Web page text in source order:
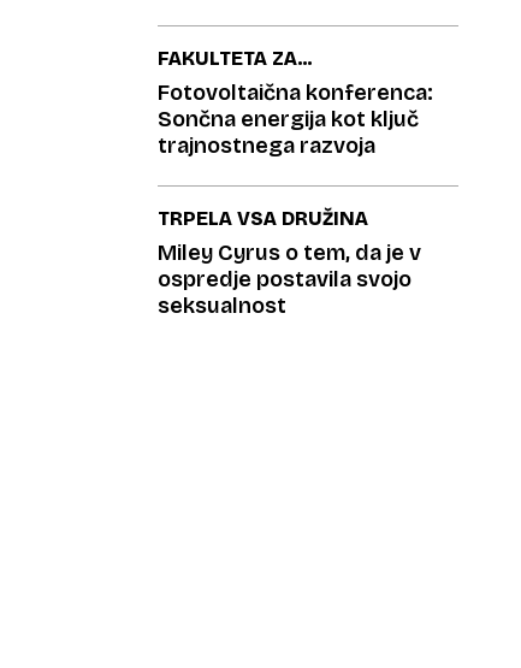
FAKULTETA ZA
ELEKTROTEHNIKO
Fotovoltaična konferenca:
Sončna energija kot ključ
trajnostnega razvoja
TRPELA VSA DRUŽINA
Miley Cyrus o tem, da je v
ospredje postavila svojo
seksualnost